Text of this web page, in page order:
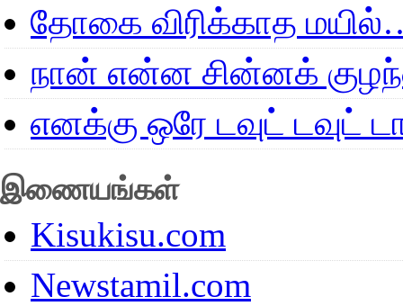
தோகை விரிக்காத
நான் என்ன சின்னக்
எனக்கு ஒரே டவுட் டவுட்
இணையங்கள்
Kisukisu.com
Newstamil.com